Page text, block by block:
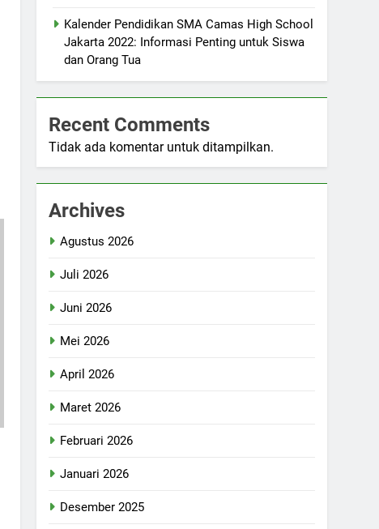
Kalender Pendidikan SMA Camas High School
Jakarta 2022: Informasi Penting untuk Siswa
dan Orang Tua
Recent Comments
Tidak ada komentar untuk ditampilkan.
Archives
Agustus 2026
Juli 2026
Juni 2026
Mei 2026
April 2026
Maret 2026
Februari 2026
Januari 2026
Desember 2025